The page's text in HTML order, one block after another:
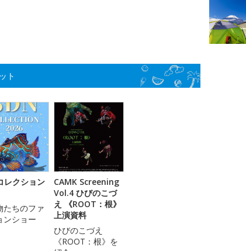
ト
レクション
たちのファ
ンショー
CAMK Screening
Vol.4 ひびのこづ
え 《ROOT：根》
上演資料
ひびのこづえ
《ROOT：根》を